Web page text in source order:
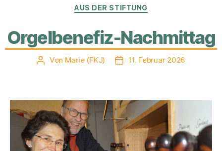
Kategorien
AUS DER STIFTUNG
Orgelbenefiz-Nachmittag
Beitragsautor
Von Marie (FKJ) Veröffentlichungsdatum
11. Februar 2026